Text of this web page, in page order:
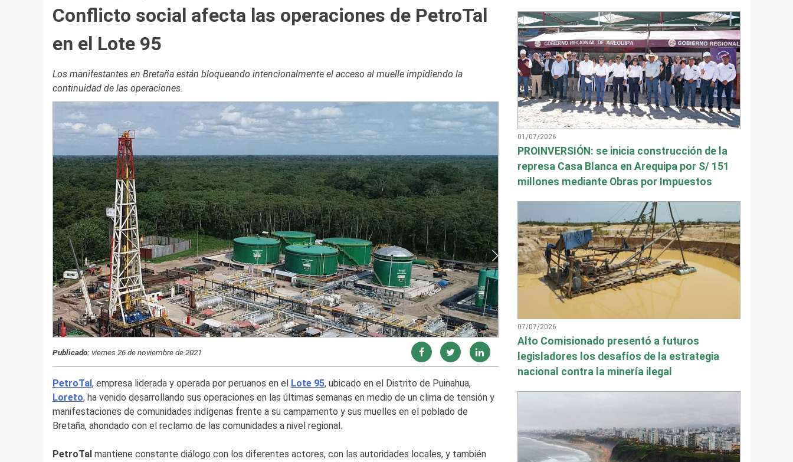
Conflicto social afecta las operaciones de PetroTal
en el Lote 95
Los manifestantes en Bretaña están bloqueando intencionalmente el acceso al muelle impidiendo la
continuidad de las operaciones.
Publicado:viernes 26 de noviembre de 2021
PetroTal , empresa liderada y operada por peruanos en el Lote 95, ubicado en el Distrito de Puinahua,
Loreto, ha venido desarrollando sus operaciones en las últimas semanas en medio de un clima de tensión y
manifestaciones de comunidades indígenas frente a su campamento y sus muelles en el poblado de
Bretaña, ahondado con el reclamo de las comunidades a nivel regional.
PetroTal mantiene constante diálogo con los diferentes actores, con las autoridades locales, y también
01/07/2026
PROINVERSIÓN: se inicia construcción de la
represa Casa Blanca en Arequipa por S/ 151
millones mediante Obras por Impuestos
07/07/2026
Alto Comisionado presentó a futuros
legisladores los desafíos de la estrategia
nacional contra la minería ilegal